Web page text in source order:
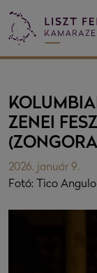
ZENEI
2026. január 9.
Fotó: Tico Angulo